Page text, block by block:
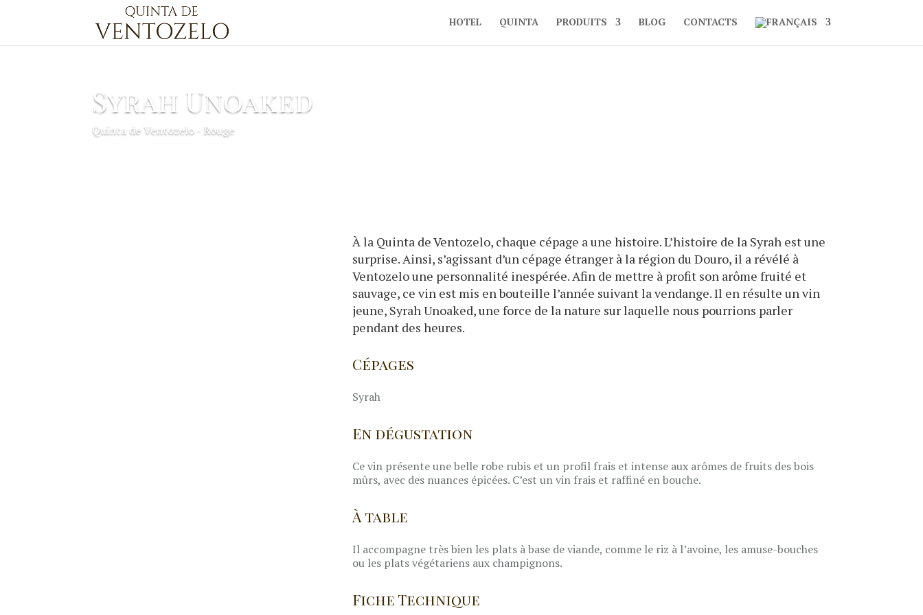
HOTEL QUINTA PRODUITS BLOG CONTACTS
Syrah Unoaked
Quinta de Ventozelo - Rouge
À la Quinta de Ventozelo, chaque cépage a une histoire. L’histoire de la Syrah est une
surprise. Ainsi, s’agissant d’un cépage étranger à la région du Douro, il a révélé à
Ventozelo une personnalité inespérée. Afin de mettre à profit son arôme fruité et
sauvage, ce vin est mis en bouteille l’année suivant la vendange. Il en résulte un vin
jeune, Syrah Unoaked, une force de la nature sur laquelle nous pourrions parler
pendant des heures.
Cépages
Syrah
En dégustation
Ce vin présente une belle robe rubis et un profil frais et intense aux arômes de fruits des bois
mûrs, avec des nuances épicées. C’est un vin frais et raffiné en bouche.
À table
Il accompagne très bien les plats à base de viande, comme le riz à l’avoine, les amuse-bouches
ou les plats végétariens aux champignons.
Fiche Technique